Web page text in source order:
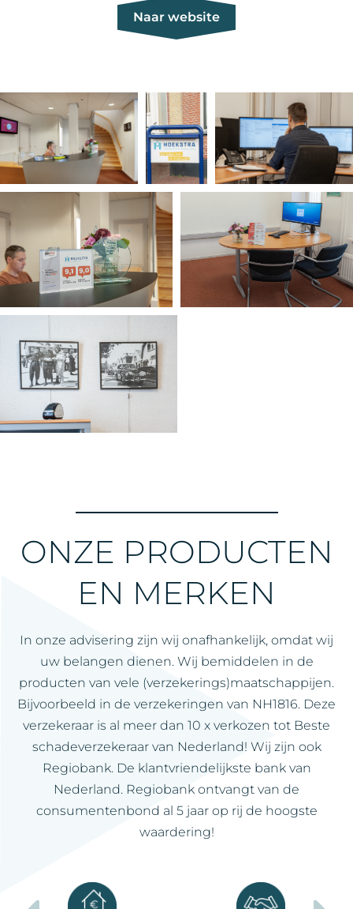
Naar website
ONZE PRODUCTEN
EN MERKEN
In onze advisering zijn wij onafhankelijk, omdat wij
uw belangen dienen. Wij bemiddelen in de
producten van vele (verzekerings)maatschappijen.
Bijvoorbeeld in de verzekeringen van NH1816. Deze
verzekeraar is al meer dan 10 x verkozen tot Beste
schadeverzekeraar van Nederland! Wij zijn ook
Regiobank. De klantvriendelijkste bank van
Nederland. Regiobank ontvangt van de
consumentenbond al 5 jaar op rij de hoogste
waardering!